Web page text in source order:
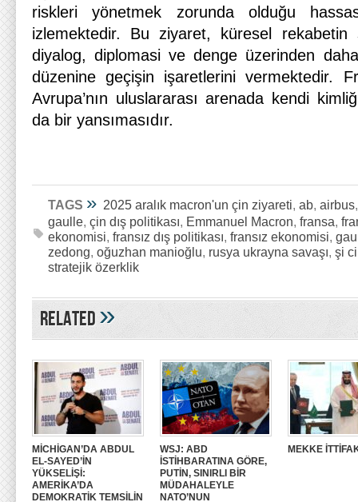
riskleri yönetmek zorunda olduğu
izlemektedir. Bu ziyaret, küresel rekabetin
diyalog, diplomasi ve denge üzerinden
düzenine geçişin işaretlerini vermektedir.
Avrupa’nın uluslararası arenada kendi
da bir yansımasıdır.
TAGS » 2025 aralık macron'un çin ziyareti, ab, airbus
gaulle, çin dış politikası, Emmanuel Macron, fransa,
ekonomisi, fransız dış politikası, fransız ekonomisi,
zedong, oğuzhan manioğlu, rusya ukrayna savaşı, şi
stratejik özerklik
Related»
MİCHİGAN’DA ABDUL
EL-SAYED’İN
YÜKSELİŞİ:
AMERİKA’DA
DEMOKRATİK TEMSİLİN
WSJ: ABD
İSTİHBARATINA GÖRE,
PUTİN, SINIRLI BİR
MÜDAHALEYLE
NATO’NUN
MEKKE